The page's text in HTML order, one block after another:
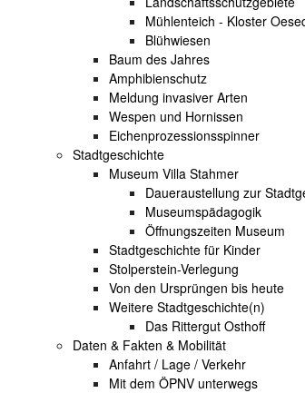
Mühlenteich - Kloster
Blühwiesen
Baum des Jahres
Amphibienschutz
Meldung invasiver Arten
Wespen und Hornissen
Eichenprozessionsspinner
Stadtgeschichte
Museum Villa Stahmer
Daueraustellung zur
Museumspädagogik
Öffnungszeiten Museum
Stadtgeschichte für Kinder
Stolperstein-Verlegung
Von den Ursprüngen bis heute
Weitere Stadtgeschichte(n)
Das Rittergut Osthoff
Daten & Fakten & Mobilität
Anfahrt / Lage / Verkehr
Mit dem ÖPNV unterwegs